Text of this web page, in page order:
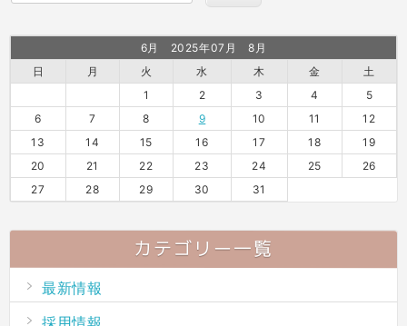
6月 2025年07月 8月
日
月 火 水 木 金
土
1
2 3 4
5
6
7 8 9 10 11
12
13
14 15 16 17 18
19
20
21 22 23 24 25
26
27
28 29 30 31
カテゴリー一覧
最新情報